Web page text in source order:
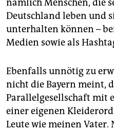
epaper login
nämlich Menschen, die
Deutschland leben und
unterhalten können –
Medien sowie als
Ebenfalls unnötig zu
nicht die Bayern meint,
Parallelgesellschaft mit
einer eigenen
Leute wie meinen Vater.